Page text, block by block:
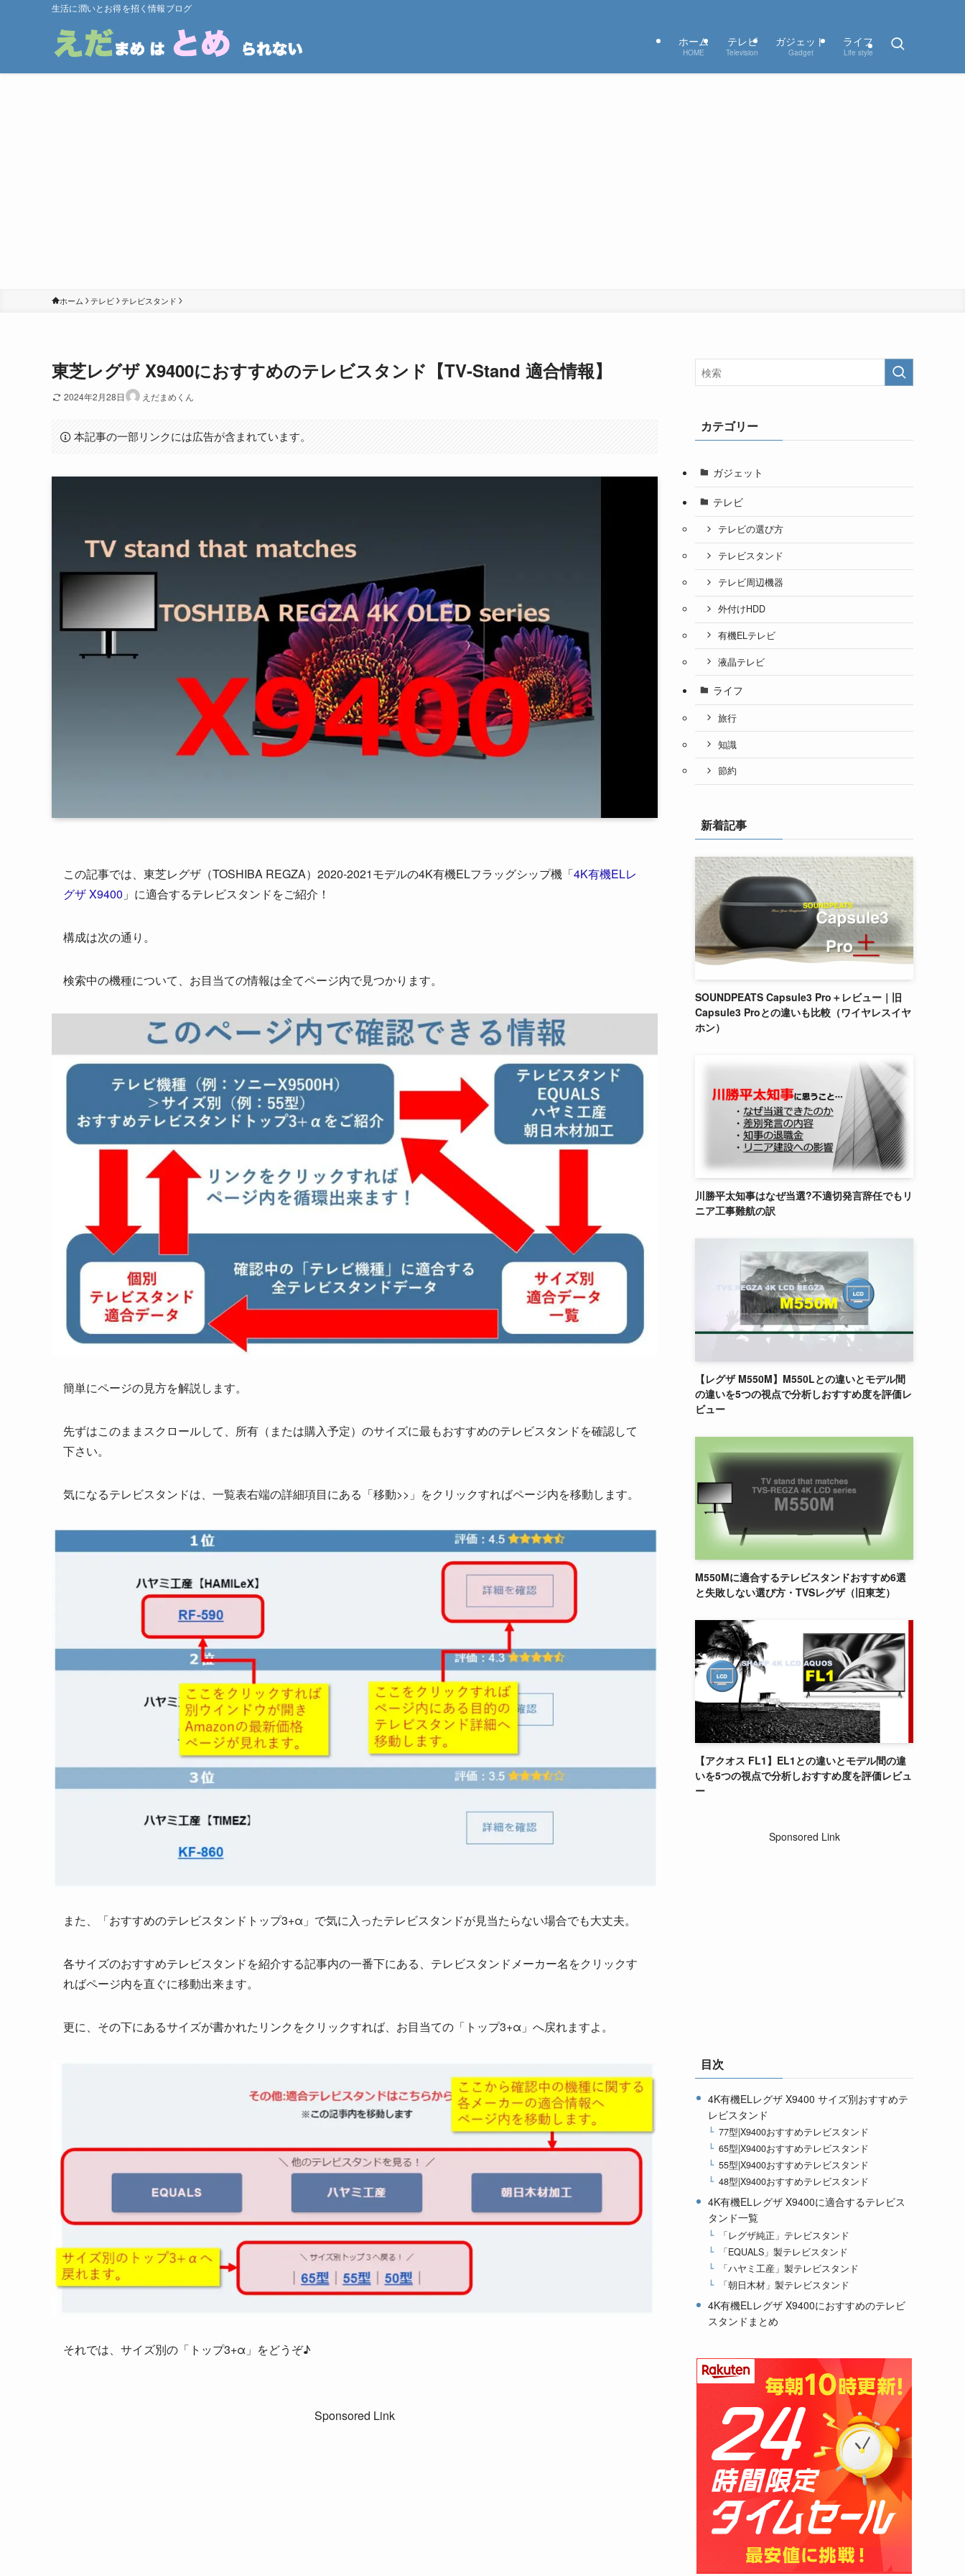
生活に潤いとお得を招く情報ブログ
ホーム
HOME
テレビ
Television
ガジェット
Gadget
ライフ
Life style
ホーム テレビ テレビスタンド
東芝レグザ X9400におすすめのテレビスタンド【TV-Stand 適合情報】
2024年2月28日 えだまめくん
本記事の一部リンクには広告が含まれています。
この記事では、東芝レグザ（TOSHIBA REGZA）2020-2021モデルの4K有機ELフラッグシップ機「4K有機ELレ
グザ X9400 」に適合するテレビスタンドをご紹介！
構成は次の通り。
検索中の機種について、お目当ての情報は全てページ内で見つかります。
簡単にページの見方を解説します。
先ずはこのままスクロールして、所有（または購入予定）のサイズに最もおすすめのテレビスタンドを確認して
下さい。
気になるテレビスタンドは、一覧表右端の詳細項目にある 「移動>> 」をクリックすればページ内を移動します。
また、「おすすめのテレビスタンドトップ3+α」で気に入ったテレビスタンドが見当たらない場合でも大丈夫。
各サイズのおすすめテレビスタンドを紹介する記事内の一番下にある、 テレビスタンドメーカー名をクリックす
ればページ内を直ぐに移動出来ます。
更に、その下にあるサイズが書かれたリンクをクリックすれば、お目当ての「トップ3+α」へ戻れますよ。
それでは、サイズ別の「トップ3+α」をどうぞ♪
Sponsored Link
カテゴリー
ガジェット
テレビ
テレビの選び方
テレビスタンド
テレビ周辺機器
外付けHDD
有機ELテレビ
液晶テレビ
ライフ
旅行
知識
節約
新着記事
SOUNDPEATS Capsule3 Pro＋レビュー｜旧
Capsule3 Proとの違いも比較（ワイヤレスイヤ
ホン）
川勝平太知事はなぜ当選?不適切発言辞任でもリ
ニア工事難航の訳
【レグザ M550M】M550Lとの違いとモデル間
の違いを5つの視点で分析しおすすめ度を評価レ
ビュー
M550Mに適合するテレビスタンドおすすめ6選
と失敗しない選び方・TVSレグザ（旧東芝）
【アクオス FL1】EL1との違いとモデル間の違
いを5つの視点で分析しおすすめ度を評価レビュ
ー
Sponsored Link
目次
4K有機ELレグザ X9400 サイズ別おすすめテ
レビスタンド
77型|X9400おすすめテレビスタンド
65型|X9400おすすめテレビスタンド
55型|X9400おすすめテレビスタンド
48型|X9400おすすめテレビスタンド
4K有機ELレグザ X9400に適合するテレビス
タンド一覧
「レグザ純正」テレビスタンド
「EQUALS」製テレビスタンド
「ハヤミ工産」製テレビスタンド
「朝日木材」製テレビスタンド
4K有機ELレグザ X9400におすすめのテレビ
スタンドまとめ